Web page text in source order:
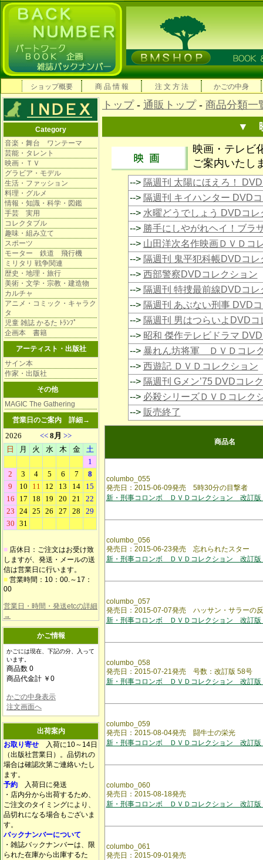
ショップ概要 商 品 情 報 注 文 方 法 かごの中身
Category
音楽・舞台 ワンテーマ
芸能・タレント
映画・ＴＶ
グラビア・モデル
生活・ファッション
料理・グルメ
情報・知識・科学・図鑑
手芸 実用
コレクタブル
趣味・組み立て
スポーツ
モーター 鉄道 飛行機
ミリタリ 戦争関連
歴史・地理・旅行
美術・文学・宗教・建造物
カルチャ
アニメ・コミック・キャラク
タ
児童 雑誌 かるた ﾄﾗﾝﾌﾟ
企画本 書籍
アーティスト・出版社
サイン本
作家・出版社
その他
MAGIC The Gathering
営業日のご案内 詳細→
■ 店休日：ご注文はお受け致
しますが、発送・メールの送
信は営業日に行います。
■ 営業時間：10：00.～17：
00
営業日・時間・発送etcの詳細
→
かご情報
かごには現在、下記の分、入って
います。
商品数 0
商品代金計 ￥0
かごの中身表示
注文画面へ
出荷案内
お取り寄せ 入荷に10～14日
（出版社営業日）。品切れの
場合は確認次第ご連絡いたし
ます。
予約 入荷日に発送
・店内分から出荷するため、
ご注文のタイミングにより、
品切れになる場合もございま
す。
バックナンバーについて
・雑誌バックナンバーは、限
られた在庫から出庫するた
トップ- 通販トップ- 商品分類一
▼
映画・テレビ
ご案内いたし
--> 隔週刊 太陽にほえろ！
--> 隔週刊 キイハンター DVD
--> 水曜どうでしょう DVDコレ
--> 勝手にしやがれヘイ！ブラ
--> 山田洋次名作映画ＤＶＤコ
--> 隔週刊 鬼平犯科帳DVDコ
--> 西部警察DVDコレクション
--> 隔週刊 特捜最前線DVDコレ
--> 隔週刊 あぶない刑事 DVD
--> 隔週刊 男はつらいよDVDコ
--> 昭和 傑作テレビドラマ
--> 暴れん坊将軍 ＤＶＤコレ
--> 西遊記 ＤＶＤコレクション
--> 隔週刊 Gメン’75 DVDコレ
--> 必殺シリーズＤＶＤコレク
--> 販売終了
商品名
columbo_055
発売日：2015-06-09発売 5時30分の目撃者
新・刑事コロンボ ＤＶＤコレクション 改訂版
columbo_056
発売日：2015-06-23発売 忘れられたスター
新・刑事コロンボ ＤＶＤコレクション 改訂版
columbo_057
発売日：2015-07-07発売 ハッサン・サラーの
新・刑事コロンボ ＤＶＤコレクション 改訂版
columbo_058
発売日：2015-07-21発売 号数：改訂版 58号
新・刑事コロンボ ＤＶＤコレクション 改訂版
columbo_059
発売日：2015-08-04発売 闘牛士の栄光
新・刑事コロンボ ＤＶＤコレクション 改訂版
columbo_060
発売日：2015-08-18発売
新・刑事コロンボ ＤＶＤコレクション 改訂版
columbo_061
発売日：2015-09-01発売